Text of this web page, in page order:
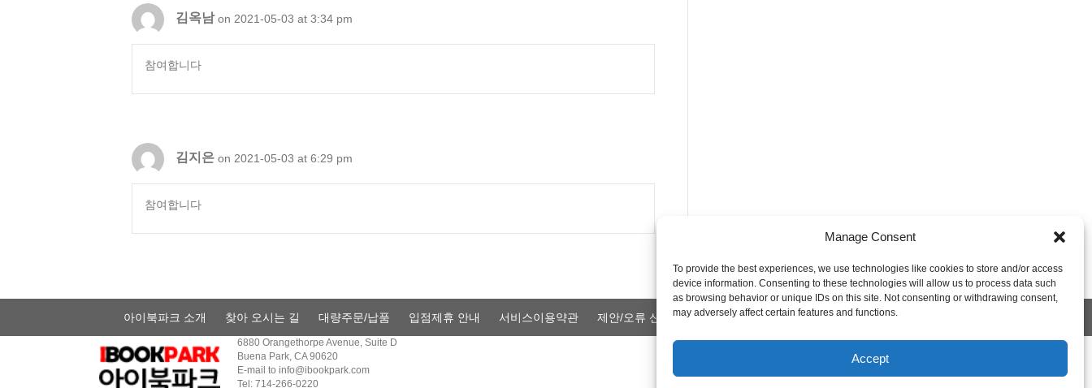
Manage Consent
To provide the best experiences, we use technologies like cookies to store and/or access
device information. Consenting to these technologies will allow us to process data such
as browsing behavior or unique IDs on this site. Not consenting or withdrawing consent,
may adversely affect certain features and functions.
Accept
김옥남 on 2021-05-03 at 3:34 pm
참여합니다
김지은 on 2021-05-03 at 6:29 pm
참여합니다
아이북파크 소개 찾아 오시는 길 대량주문/납품 입점제휴 안내 서비스이용약관 제안/오류 신고 Privacy Policy Shipping and Returns
6880 Orangethorpe Avenue, Suite D
Buena Park, CA 90620
E-mail to info@ibookpark.com
Tel: 714-266-0220